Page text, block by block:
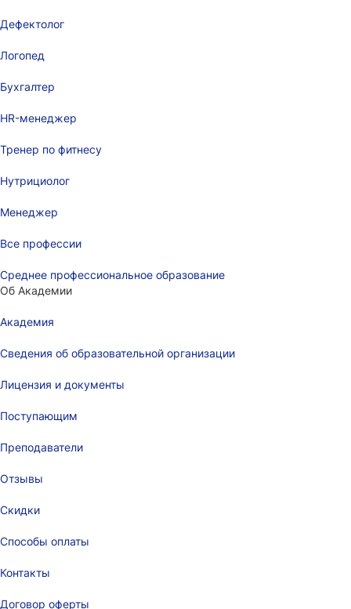
Дефектолог
Логопед
Бухгалтер
HR-менеджер
Тренер по фитнесу
Нутрициолог
Менеджер
Все профессии
Среднее профессиональное образование
Об Академии
Академия
Сведения об образовательной организации
Лицензия и документы
Поступающим
Преподаватели
Отзывы
Скидки
Способы оплаты
Контакты
Договор оферты